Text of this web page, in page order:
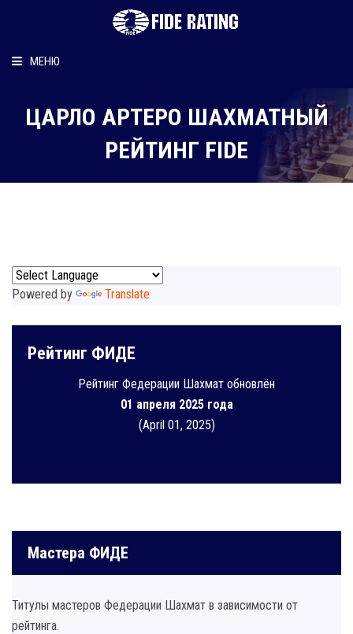
МЕНЮ
Рейтинг шахматиста
Персональный информер
ЦАРЛО АРТЕРО ШАХМАТНЫЙ
РЕЙТИНГ FIDE
Powered by Translate
Рейтинг ФИДЕ
Рейтинг Федерации Шахмат обновлён
01 апреля 2025 года
(April 01, 2025)
Мастера ФИДЕ
Титулы мастеров Федерации Шахмат в зависимости от
рейтинга.